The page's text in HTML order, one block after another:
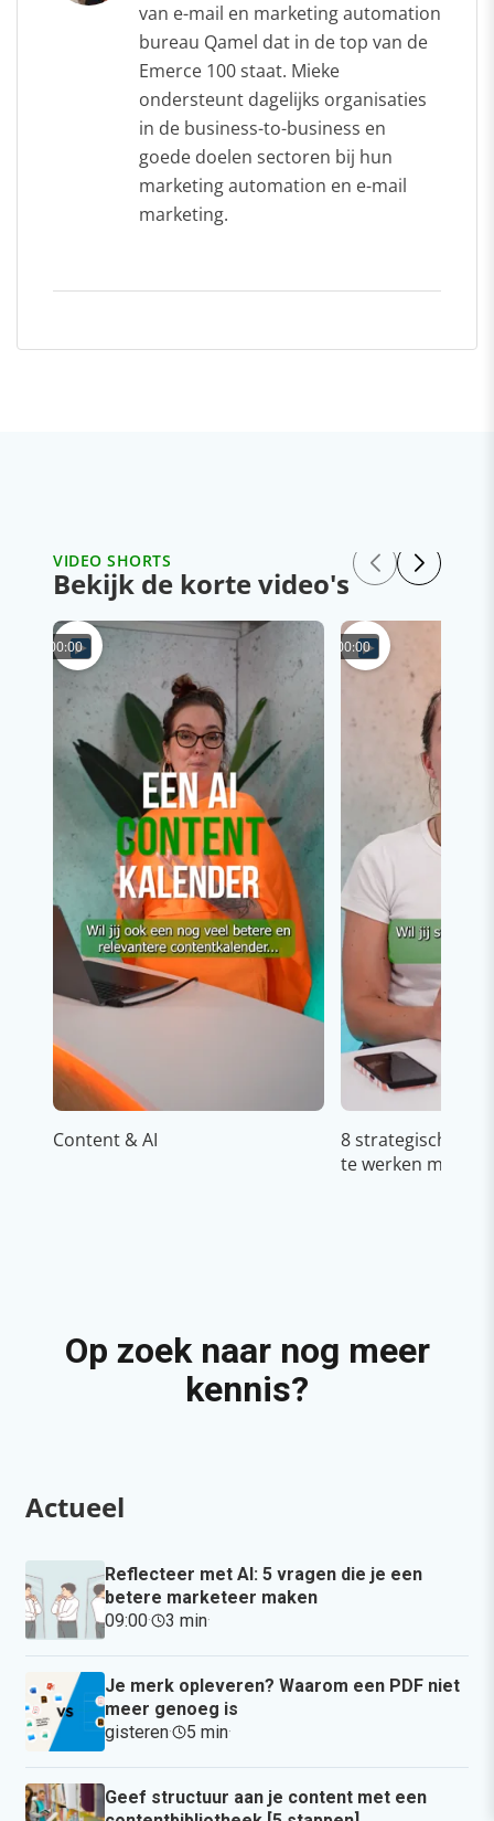
van e-mail en marketing automation
bureau Qamel dat in de top van de
Emerce 100 staat. Mieke
ondersteunt dagelijks organisaties
in de business-to-business en
goede doelen sectoren bij hun
marketing automation en e-mail
marketing.
VIDEO SHORTS
Bekijk de korte video's
00:00
Content & AI
00:00
8 strategische
te werken met
Op zoek naar nog meer
kennis?
Actueel
Reflecteer met AI: 5 vragen die je een
betere marketeer maken
09:00· 3 min·
Je merk opleveren? Waarom een PDF niet
meer genoeg is
gisteren· 5 min·
Geef structuur aan je content met een